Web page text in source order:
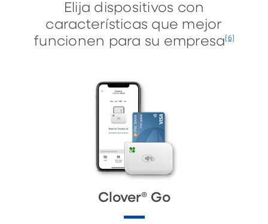
Elija dispositivos con
características que mejor
funcionen para su empresa [6]
Clover® Go